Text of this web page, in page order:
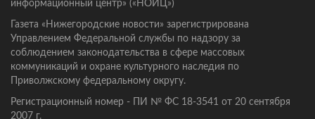
информационный центр» («НОИЦ»)
Газета «Нижегородские новости» зарегистрирована
Управлением Федеральной службы по надзору за
соблюдением законодательства в сфере массовых
коммуникаций и охране культурного наследия по
Приволжскому федеральному округу.
Регистрационный номер - ПИ № ФС 18-3541 от 20 сентября
2007 г.